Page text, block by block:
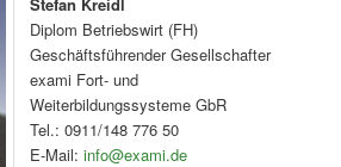
Diplom Betriebswirt (FH)
Geschäftsführender Gesellschafter
exami Fort- und
Weiterbildungssysteme GbR
Tel.: 0911/148 776 50
E-Mail:info@exami.de